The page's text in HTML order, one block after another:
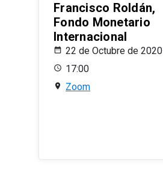
Francisco Roldán,
Fondo Monetario
Internacional
22 de Octubre de 2020
17:00
Zoom